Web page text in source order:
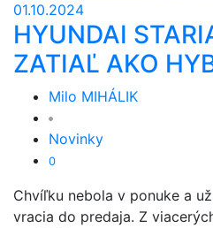
01.10.2024
HYUNDAI
ZATIAĽ AKO
Milo MIHÁLIK
Novinky
0
Chvíľku nebola v ponuke a
vracia do predaja. Z